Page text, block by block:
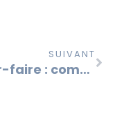
SUIVANT
Savoir-faire : comment le protéger et le reconnaître au bilan ?